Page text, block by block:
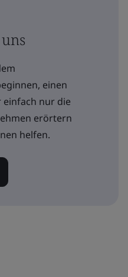
einen
einfach nur die
erörtern
helfen.